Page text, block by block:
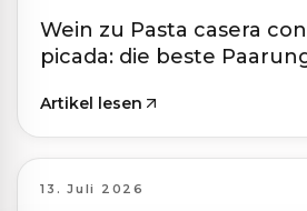
Wein zu Pasta casera
picada: die beste
Artikel lesen
13. Juli 2026